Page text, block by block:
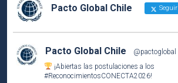
Pacto Global Chile Seguir
Pacto Global Chile @pactoglobal
¡Abiertas las postulaciones a los
#ReconocimientosCONECTA2026!